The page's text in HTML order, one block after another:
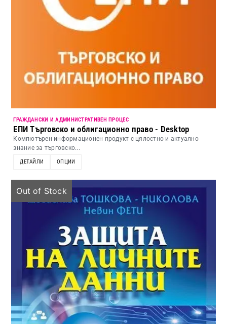
ГРАЖДАНСКИ И АДМИНИСТРАТИВЕН ПРОЦЕС
ЕПИ Търговско и облигационно право - Desktop
Компютърен информационен продукт с цялостно и актуално
знание за търговско...
ДЕТАЙЛИ ОПЦИИ
Out of Stock